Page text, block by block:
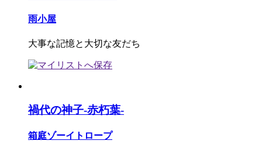
雨小屋
大事な記憶と大切な友だち
禍代の神子-赤朽葉-
箱庭ゾーイトロープ